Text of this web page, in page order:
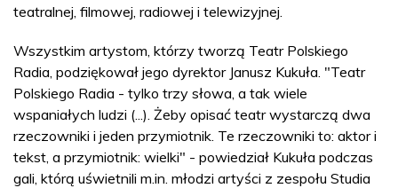
teatralnej, filmowej, radiowej i telewizyjnej.
Wszystkim artystom, którzy tworzą Teatr Polskiego
Radia, podziękował jego dyrektor Janusz Kukuła. "Teatr
Polskiego Radia - tylko trzy słowa, a tak wiele
wspaniałych ludzi (...). Żeby opisać teatr wystarczą dwa
rzeczowniki i jeden przymiotnik. Te rzeczowniki to: aktor i
tekst, a przymiotnik: wielki" - powiedział Kukuła podczas
gali, którą uświetnili m.in. młodzi artyści z zespołu Studia